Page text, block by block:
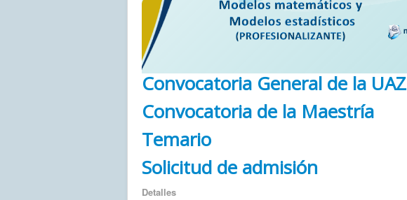
Convocatoria General de la UAZ
Convocatoria de la Maestría
Temario
Solicitud de admisión
Detalles